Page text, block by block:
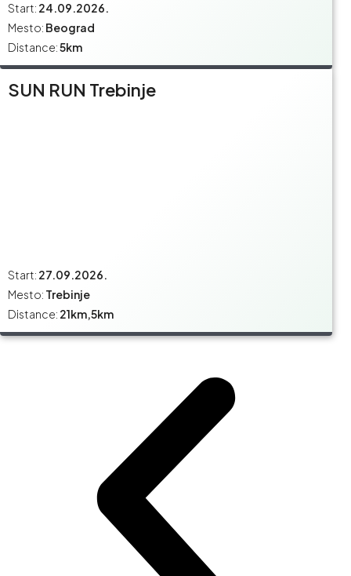
Start: 24.09.2026.
Mesto: Beograd
Distance:5km
SUN RUN Trebinje
Start: 27.09.2026.
Mesto: Trebinje
Distance: 21km,5km